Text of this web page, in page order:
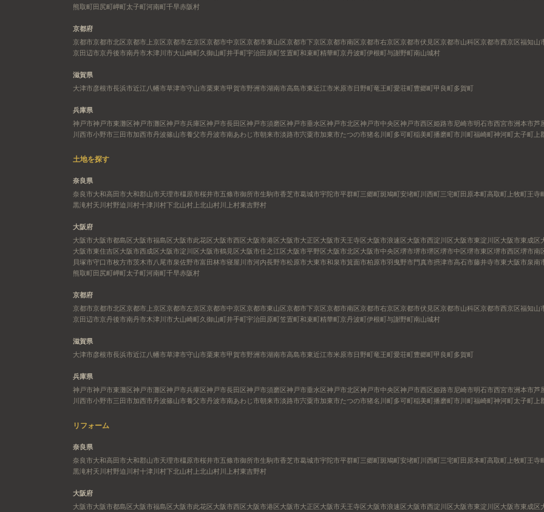
熊取町田尻町岬町太子町河南町千早赤阪村
京都府
京都市京都市北区京都市上京区京都市左京区京都市中京区京都市東山区京都市下京区京都市南区京都市右京区京都市伏見区京都市山科区京都市西京区福知山
京田辺市京丹後市南丹市木津川市大山崎町久御山町井手町宇治田原町笠置町和束町精華町京丹波町伊根町与謝野町南山城村
滋賀県
大津市彦根市長浜市近江八幡市草津市守山市栗東市甲賀市野洲市湖南市高島市東近江市米原市日野町竜王町愛荘町豊郷町甲良町多賀町
兵庫県
神戸市神戸市東灘区神戸市灘区神戸市兵庫区神戸市長田区神戸市須磨区神戸市垂水区神戸市北区神戸市中央区神戸市西区姫路市尼崎市明石市西宮市洲本市芦
川西市小野市三田市加西市丹波篠山市養父市丹波市南あわじ市朝来市淡路市宍粟市加東市たつの市猪名川町多可町稲美町播磨町市川町福崎町神河町太子町 上
土地を探す
奈良県
奈良市大和高田市大和郡山市天理市橿原市桜井市五條市御所市生駒市香芝市葛城市宇陀市平群町三郷町斑鳩町安堵町川西町三宅町田原本町高取町 上牧町王寺
黒滝村天川村野迫川村十津川村下北山村 上北山村川上村東吉野村
大阪府
大阪市大阪市都島区大阪市福島区大阪市此花区大阪市西区大阪市港区大阪市大正区大阪市天王寺区大阪市浪速区大阪市西淀川区大阪市東淀川区大阪市東成区
大阪市東住吉区大阪市西成区大阪市淀川区大阪市鶴見区大阪市住之江区大阪市平野区大阪市北区大阪市中央区堺市堺市堺区堺市中区堺市東区堺市西区堺市南
貝塚市守口市枚方市茨木市八尾市泉佐野市富田林市寝屋川市河内長野市松原市大東市和泉市箕面市柏原市羽曳野市門真市摂津市高石市藤井寺市東大阪市泉南
熊取町田尻町岬町太子町河南町千早赤阪村
京都府
京都市京都市北区京都市上京区京都市左京区京都市中京区京都市東山区京都市下京区京都市南区京都市右京区京都市伏見区京都市山科区京都市西京区福知山
京田辺市京丹後市南丹市木津川市大山崎町久御山町井手町宇治田原町笠置町和束町精華町京丹波町伊根町与謝野町南山城村
滋賀県
大津市彦根市長浜市近江八幡市草津市守山市栗東市甲賀市野洲市湖南市高島市東近江市米原市日野町竜王町愛荘町豊郷町甲良町多賀町
兵庫県
神戸市神戸市東灘区神戸市灘区神戸市兵庫区神戸市長田区神戸市須磨区神戸市垂水区神戸市北区神戸市中央区神戸市西区姫路市尼崎市明石市西宮市洲本市芦
川西市小野市三田市加西市丹波篠山市養父市丹波市南あわじ市朝来市淡路市宍粟市加東市たつの市猪名川町多可町稲美町播磨町市川町福崎町神河町太子町 上
リフォーム
奈良県
奈良市大和高田市大和郡山市天理市橿原市桜井市五條市御所市生駒市香芝市葛城市宇陀市平群町三郷町斑鳩町安堵町川西町三宅町田原本町高取町 上牧町王寺
黒滝村天川村野迫川村十津川村下北山村 上北山村川上村東吉野村
大阪府
大阪市大阪市都島区大阪市福島区大阪市此花区大阪市西区大阪市港区大阪市大正区大阪市天王寺区大阪市浪速区大阪市西淀川区大阪市東淀川区大阪市東成区